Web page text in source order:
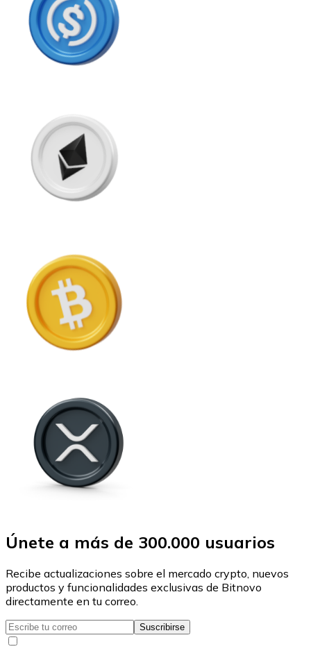
Únete a más de 300.000 usuarios
Recibe actualizaciones sobre el mercado crypto, nuevos
productos y funcionalidades exclusivas de Bitnovo
directamente en tu correo.
Suscribirse